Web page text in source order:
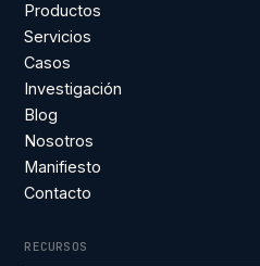
Productos
Servicios
Casos
Investigación
Blog
Nosotros
Manifiesto
Contacto
RECURSOS